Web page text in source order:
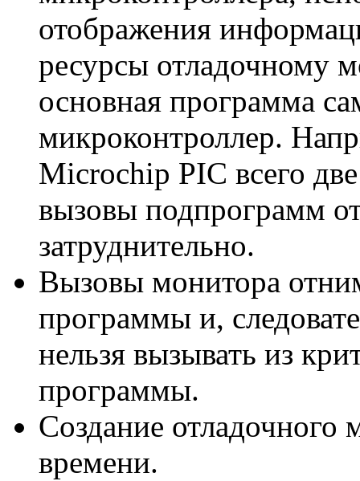
отображения
ресурсы отладочному
основная программа
микроконтроллер.
Microchip PIC всего
вызовы подпрограмм
затруднительно.
Вызовы монитора
программы и,
нельзя вызывать из
программы.
Создание отладочного
времени.